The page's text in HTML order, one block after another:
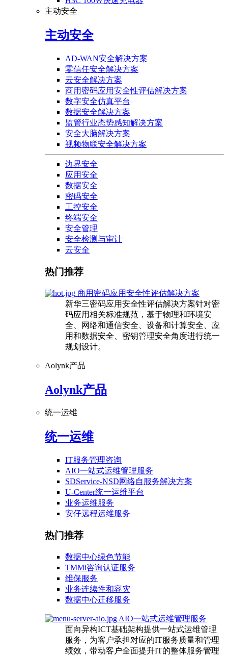
主动安全
主动安全
AD-WAN安全解决方案
零信任安全解决方案
云安全解决方案
商用密码应用安全性评估解决方案
数字安全仿真平台
数据安全解决方案
监管行业态势感知解决方案
安全大脑解决方案
视频物联安全解决方案
边界安全
应用安全
数据安全
密码安全
工控安全
终端安全
安全管理
安全检测与审计
云安全
热门推荐
商用密码应用安全性评估解决方案
新华三密码应用安全性评估解决方案针对密
码应用相关标准规范，基于物理和环境安
全、网络和通信安全、设备和计算安全、应
用和数据安全、密钥管理安全角度进行统一
规划设计。
Aolynk产品
Aolynk产品
统一运维
统一运维
IT服务管理咨询
AIO一站式运维管理服务
SDService-NSD网络自服务解决方案
U-Center统一运维平台
业务运维服务
安仔远程运维服务
热门推荐
数据中心绿色节能
TMMi咨询认证服务
维保服务
业务连续性和容灾
数据中心迁移服务
AIO一站式运维管理服务
面向异构ICT基础架构提供一站式运维管理
服务，为客户承担对应的IT服务质量和管理
绩效，带动客户全面提升IT的整体服务管理